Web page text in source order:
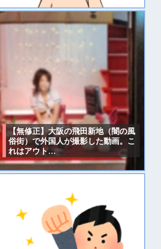
【無修正】大阪の飛田新地（闇の風
俗街）で外国人が撮影した動画。こ
れはアウト…